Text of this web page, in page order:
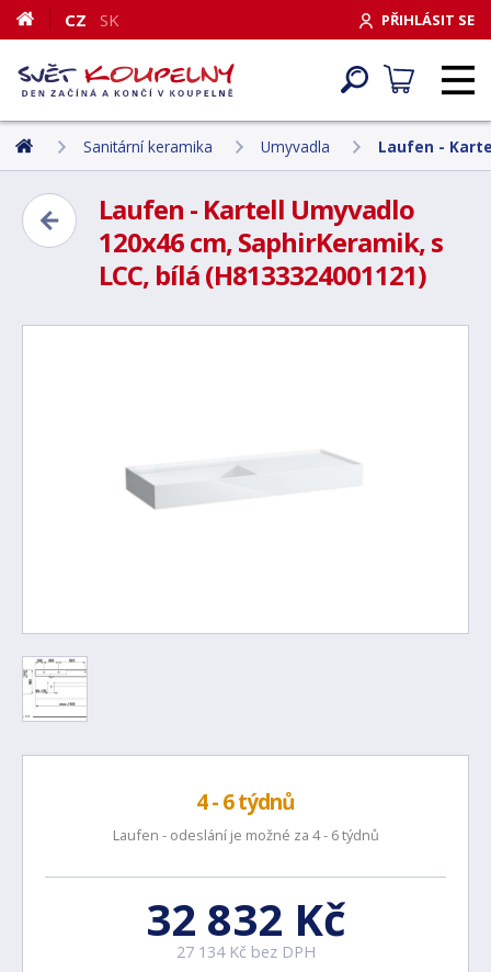
PŘIHLÁSIT SE
CZ SK
Sanitární keramika Umyvadla Laufen -
Laufen - Kartell Umyvadlo
120x46 cm, SaphirKeramik, s
LCC, bílá (H8133324001121)
4 - 6 týdnů
Laufen - odeslání je možné za 4 - 6 týdnů
32 832 Kč
27 134 Kč bez DPH